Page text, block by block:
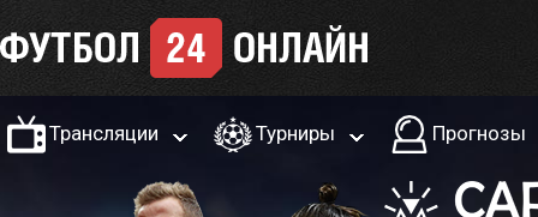
Трансляции Турниры Прогнозы